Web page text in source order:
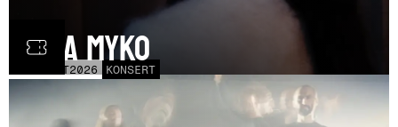
OCT2026 KONSERT
Olga Myko